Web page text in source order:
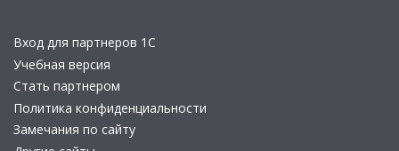
Вход для партнеров 1С
Учебная версия
Стать партнером
Политика конфиденциальности
Замечания по сайту